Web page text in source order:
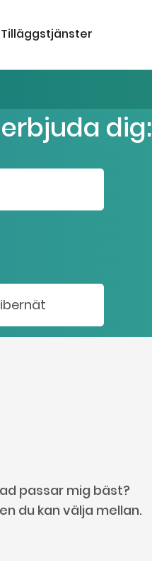
Tilläggstjänster
dig:
passar mig bäst?
du kan välja mellan.